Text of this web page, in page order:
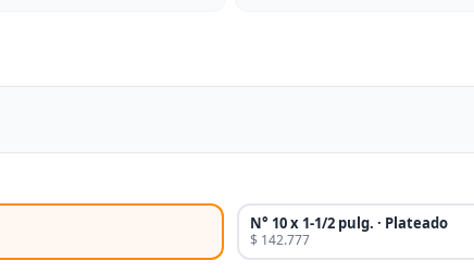
N° 10 x 1-1/2 pulg. · Plateado
$ 142.777